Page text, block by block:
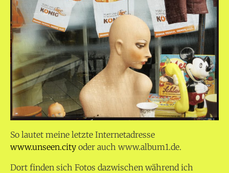
So lautet meine letzte Internetadresse
www.unseen.city oder auch www.album1.de.
Dort finden sich Fotos dazwischen während ich